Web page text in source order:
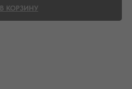
В КОРЗИНУ